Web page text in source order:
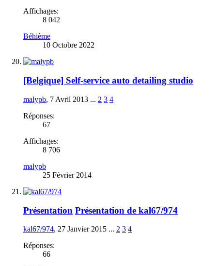
Affichages:
8 042
Béhième
10 Octobre 2022
[Belgique] Self-service auto detailing studio
malypb, 7 Avril 2013 ... 2 3 4
Réponses:
67
Affichages:
8 706
malypb
25 Février 2014
Présentation Présentation de kal67/974
kal67/974, 27 Janvier 2015 ... 2 3 4
Réponses:
66